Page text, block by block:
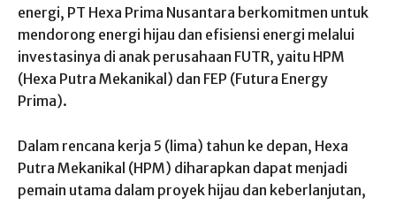
energi, PT Hexa Prima Nusantara berkomitmen untuk
mendorong energi hijau dan efisiensi energi melalui
investasinya di anak perusahaan FUTR, yaitu HPM
(Hexa Putra Mekanikal) dan FEP (Futura Energy
Prima).
Dalam rencana kerja 5 (lima) tahun ke depan, Hexa
Putra Mekanikal (HPM) diharapkan dapat menjadi
pemain utama dalam proyek hijau dan keberlanjutan,